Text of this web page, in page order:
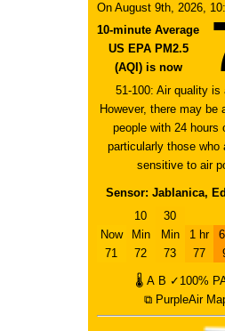
On August 9th, 2026,
10-minute Average
US EPA PM2.5
(AQI) is now
51-100: Air quality is
However, there may be
people with 24 hours
particularly those who
sensitive to air
Sensor: Jablanica,
Now
71
10
Min
72
30
Min
73
1 hr
77
🌡 A B ✓100%
⧉ PurpleAir